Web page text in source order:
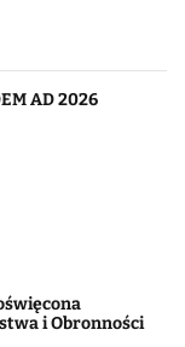
AD 2026
i Obronności